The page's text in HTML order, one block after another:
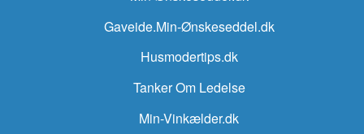
Gaveide.Min-Ønskeseddel.dk
Husmodertips.dk
Tanker Om Ledelse
Min-Vinkælder.dk